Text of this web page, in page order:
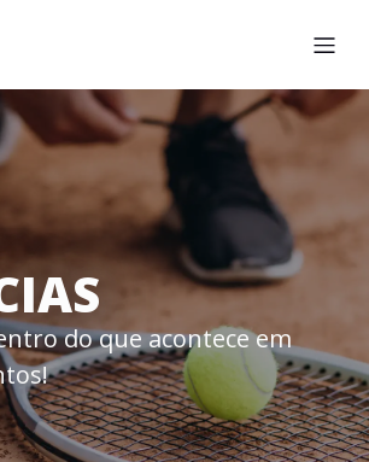
do que acontece em